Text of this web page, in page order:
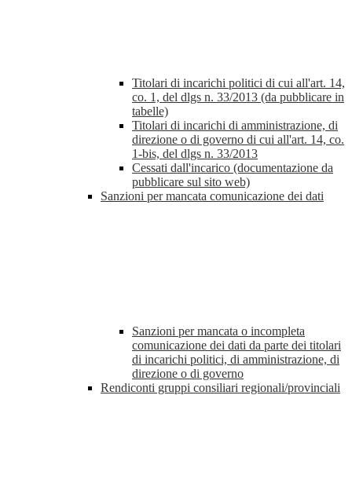
Titolari di incarichi politici di cui all'art. 14,
co. 1, del dlgs n. 33/2013 (da pubblicare in
tabelle)
Titolari di incarichi di amministrazione, di
direzione o di governo di cui all'art. 14, co.
1-bis, del dlgs n. 33/2013
Cessati dall'incarico (documentazione da
pubblicare sul sito web)
Sanzioni per mancata comunicazione dei dati
Sanzioni per mancata o incompleta
comunicazione dei dati da parte dei titolari
di incarichi politici, di amministrazione, di
direzione o di governo
Rendiconti gruppi consiliari regionali/provinciali